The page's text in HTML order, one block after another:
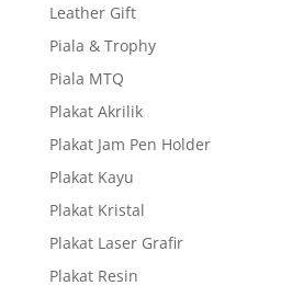
Leather Gift
Piala & Trophy
Piala MTQ
Plakat Akrilik
Plakat Jam Pen Holder
Plakat Kayu
Plakat Kristal
Plakat Laser Grafir
Plakat Resin